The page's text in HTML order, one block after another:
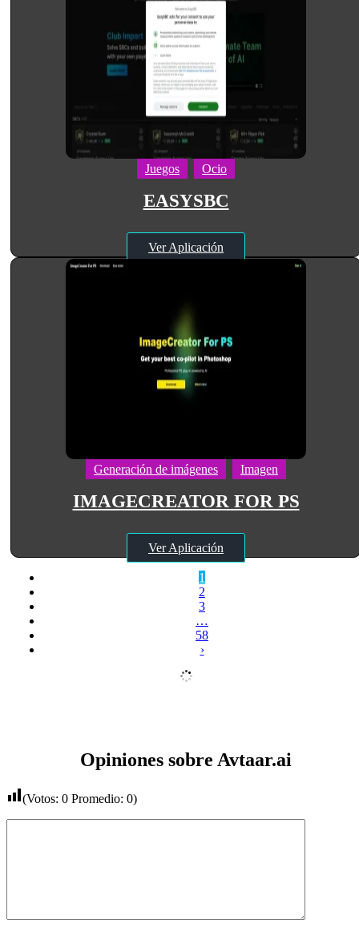
Juegos Ocio
EASYSBC
Ver Aplicación
Generación de imágenes Imagen
IMAGECREATOR FOR PS
Ver Aplicación
1
2
3
…
58
›
Opiniones sobre Avtaar.ai
(Votos: 0 Promedio: 0)